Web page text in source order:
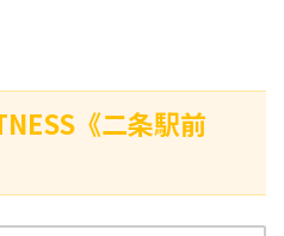
《二条駅前